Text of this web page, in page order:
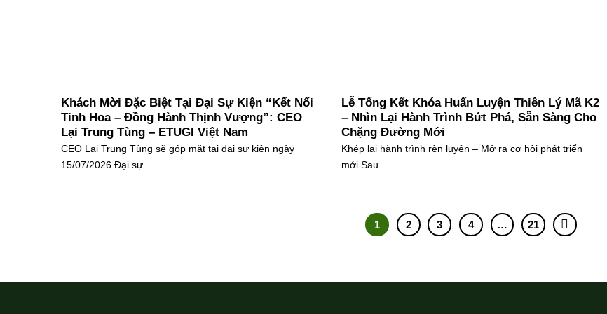
Khách Mời Đặc Biệt Tại Đại Sự Kiện “Kết Nối
Tinh Hoa – Đồng Hành Thịnh Vượng”: CEO
Lại Trung Tùng – ETUGI Việt Nam
CEO Lại Trung Tùng sẽ góp mặt tại đại sự kiện ngày
15/07/2026 Đại sự...
Lễ Tổng Kết Khóa Huấn Luyện Thiên Lý Mã K2
– Nhìn Lại Hành Trình Bứt Phá, Sẵn Sàng Cho
Chặng Đường Mới
Khép lại hành trình rèn luyện – Mở ra cơ hội phát triển
mới Sau...
1 2 3 4 … 21